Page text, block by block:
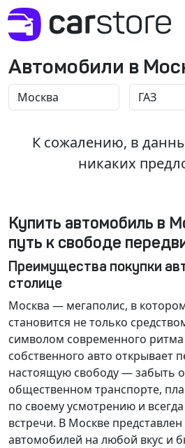
Автомобили в
К сожалению, в
никаких
Купить автомобиль в
путь к свободе
Преимущества покупки
столице
Москва — мегаполис, в
становится не только
символом современного
собственного авто открывает
настоящую свободу — забыть
общественном транспорте,
по своему усмотрению и
встречи. В Москве
автомобилей на любой вкус и